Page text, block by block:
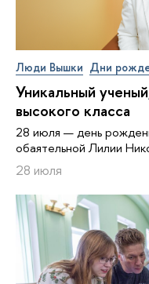
Люди Вышки Дни
Уникальный
высокого класса
28 июля — день
обаятельной Лилии
28 июля